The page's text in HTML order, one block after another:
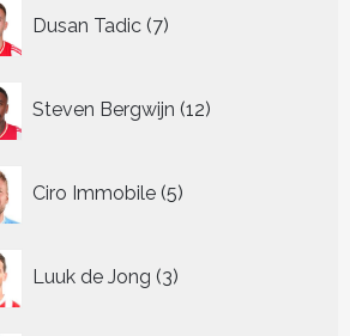
Dusan Tadic 7
producten
Steven Bergwijn 12
producten
Ciro Immobile 5
producten
Luuk de Jong 3
producten